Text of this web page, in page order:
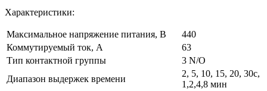
Характеристики:
Максимальное напряжение питания, В
440
Коммутируемый ток, А
63
Тип контактной группы
3 N/O
Диапазон выдержек времени
2, 5, 10, 15, 20, 30с,
1,2,4,8 мин